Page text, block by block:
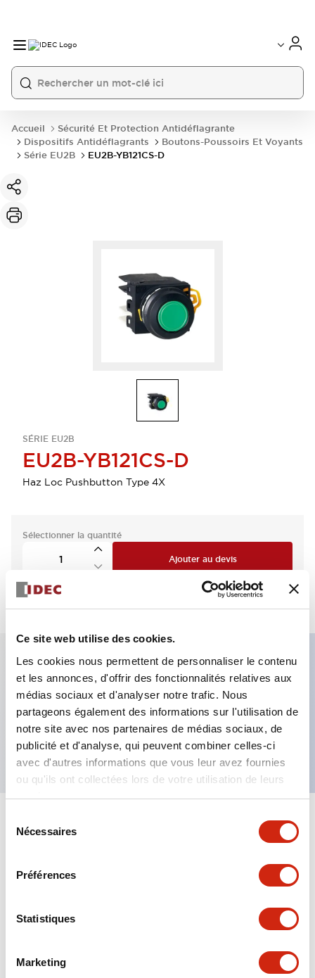
Ce site web utilise des cookies.
Les cookies nous permettent de personnaliser le contenu
et les annonces, d'offrir des fonctionnalités relatives aux
médias sociaux et d'analyser notre trafic. Nous
partageons également des informations sur l'utilisation de
notre site avec nos partenaires de médias sociaux, de
publicité et d'analyse, qui peuvent combiner celles-ci
avec d'autres informations que vous leur avez fournies
ou qu'ils ont collectées lors de votre utilisation de leurs
services.
Nécessaires
Préférences
Statistiques
Marketing
Accueil
Sécurité Et Protection Antidéflagrante
Dispositifs Antidéflagrants
Boutons-Poussoirs Et Voyants
Série EU2B
EU2B-YB121CS-D
SÉRIE EU2B
EU2B-YB121CS-D
Haz Loc Pushbutton Type 4X
Sélectionner la quantité
Ajouter au devis
Caractéristiques clés
Bouton-poussoir affleurant, contact 2NO-1NC,
borne à vis apparente, bouton bleu
Spécifications Tout développer+